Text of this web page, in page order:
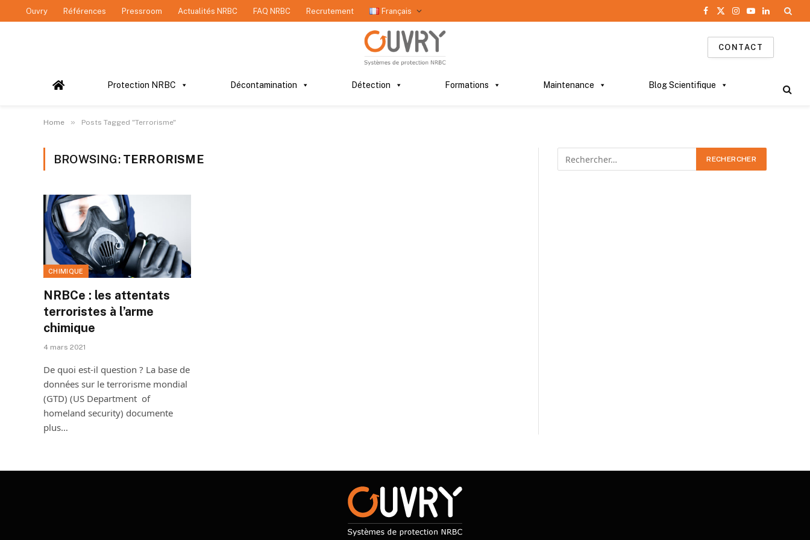
Ouvry Références Pressroom Actualités NRBC FAQ NRBC Recrutement Français
Facebook
X
(Twitter)
Instagram
YouTube
LinkedIn
CONTACT
Protection NRBC Décontamination Détection Formations Maintenance Blog Scientifique
Home » Posts Tagged "Terrorisme"
BROWSING: TERRORISME
CHIMIQUE
NRBCe : les attentats
terroristes à l’arme
chimique
4 mars 2021
De quoi est-il question ? La base de
données sur le terrorisme mondial
(GTD) (US Department of
homeland security) documente
plus…